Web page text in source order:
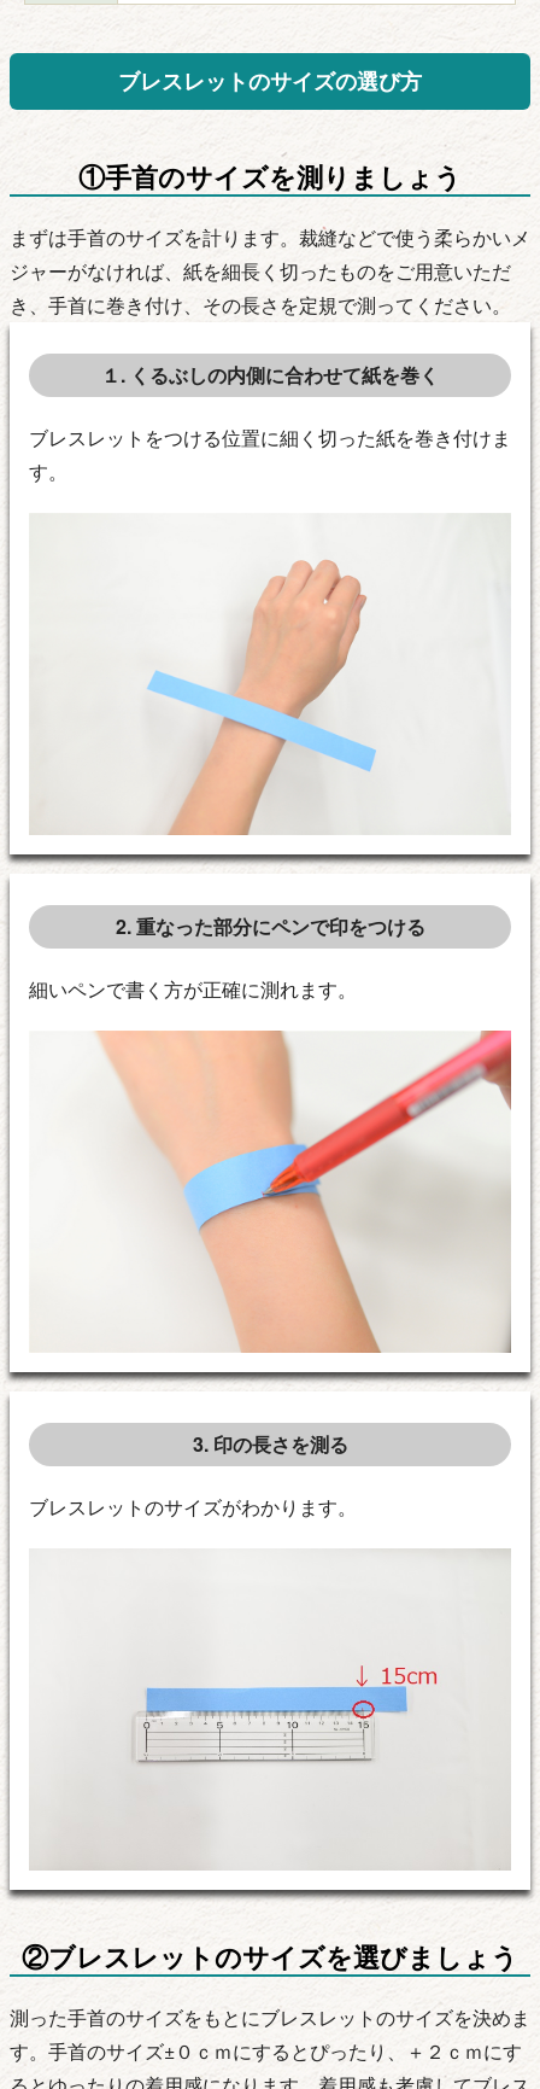
ブレスレットのサイズの選び方
①手首のサイズを測りましょう
まずは手首のサイズを計ります。裁縫などで使う柔らかいメ
ジャーがなければ、紙を細長く切ったものをご用意いただ
き、手首に巻き付け、その長さを定規で測ってください。
１. くるぶしの内側に合わせて紙を巻く
ブレスレットをつける位置に細く切った紙を巻き付けま
す。
2. 重なった部分にペンで印をつける
細いペンで書く方が正確に測れます。
3. 印の長さを測る
ブレスレットのサイズがわかります。
②ブレスレットのサイズを選びましょう
測った手首のサイズをもとにブレスレットのサイズを決めま
す。手首のサイズ±０ｃｍにするとぴったり、＋２ｃｍにす